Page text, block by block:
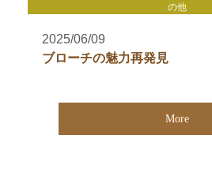
の他
2025/06/09
ブローチの魅力再発見
More